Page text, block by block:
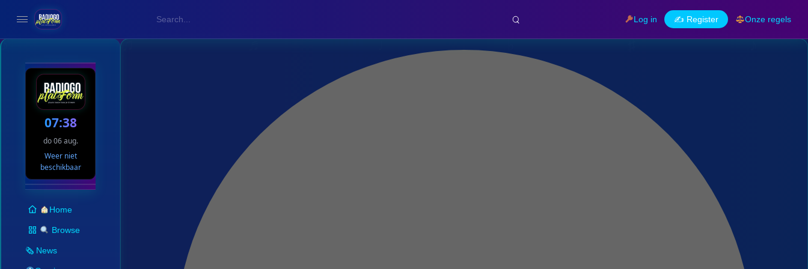
Log in ✍️ Register Onze regels
07:38
do 06 aug.
Weer niet
beschikbaar
Home
Browse
🗞 News